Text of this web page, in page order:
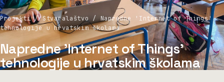
Projekti / Stvaralaštvo / Napredne 'Internet of Things'
tehnologije u hrvatskim školama
Napredne 'Internet of Things'
tehnologije u hrvatskim školama